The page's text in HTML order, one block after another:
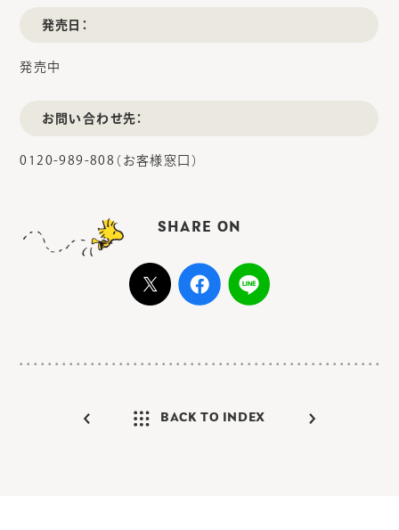
発売日：
発売中
お問い合わせ先：
0120-989-808（お客様窓口）
SHARE ON
BACK TO INDEX